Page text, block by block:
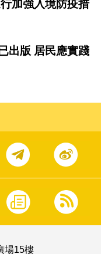
加強入境防疫措
出版 居民應實踐
場15樓